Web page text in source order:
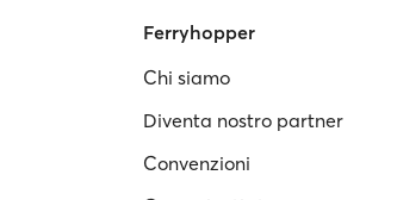
Ferryhopper
Chi siamo
Diventa nostro partner
Convenzioni